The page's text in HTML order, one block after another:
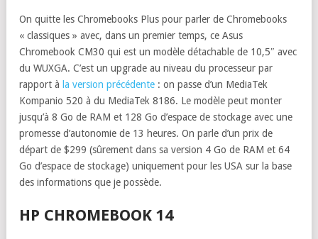
On quitte les Chromebooks Plus pour parler de Chromebooks
« classiques » avec, dans un premier temps, ce Asus
Chromebook CM30 qui est un modèle détachable de 10,5″ avec
du WUXGA. C’est un upgrade au niveau du processeur par
rapport à la version précédente : on passe d’un MediaTek
Kompanio 520 à du MediaTek 8186. Le modèle peut monter
jusqu’à 8 Go de RAM et 128 Go d’espace de stockage avec une
promesse d’autonomie de 13 heures. On parle d’un prix de
départ de $299 (sûrement dans sa version 4 Go de RAM et 64
Go d’espace de stockage) uniquement pour les USA sur la base
des informations que je possède.
HP CHROMEBOOK 14